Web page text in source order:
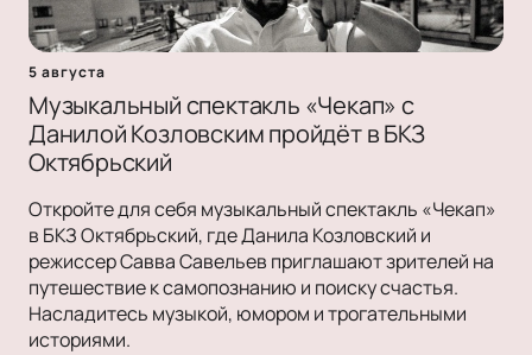
5 августа
Музыкальный спектакль «Чекап» с
Данилой Козловским пройдёт в БКЗ
Октябрьский
Откройте для себя музыкальный спектакль «Чекап»
в БКЗ Октябрьский, где Данила Козловский и
режиссер Савва Савельев приглашают зрителей на
путешествие к самопознанию и поиску счастья.
Насладитесь музыкой, юмором и трогательными
историями.